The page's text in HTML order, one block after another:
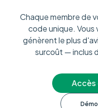
Chaque membre de
code unique.
génèrent le plus
surcoût — inclus